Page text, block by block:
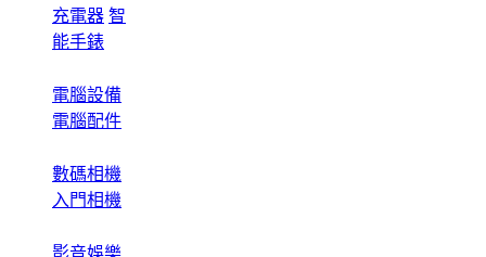
充電器 智
能手錶
電腦設備
電腦配件
數碼相機
入門相機
影音娛樂